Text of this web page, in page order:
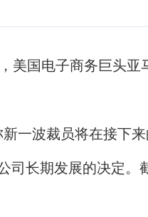
国电子商务巨头亚
波裁员将在接下
长期发展的决定